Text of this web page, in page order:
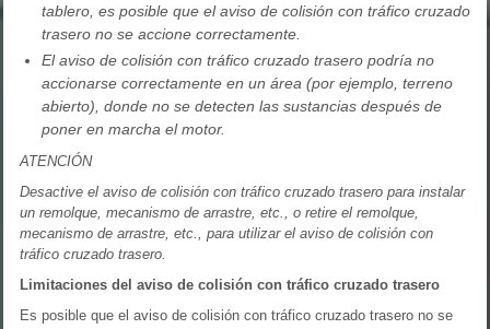
tablero, es posible que el aviso de colisión con tráfico cruzado
trasero no se accione correctamente.
El aviso de colisión con tráfico cruzado trasero podría no
accionarse correctamente en un área (por ejemplo, terreno
abierto), donde no se detecten las sustancias después de
poner en marcha el motor.
ATENCIÓN
Desactive el aviso de colisión con tráfico cruzado trasero para instalar
un remolque, mecanismo de arrastre, etc., o retire el remolque,
mecanismo de arrastre, etc., para utilizar el aviso de colisión con
tráfico cruzado trasero.
Limitaciones del aviso de colisión con tráfico cruzado trasero
Es posible que el aviso de colisión con tráfico cruzado trasero no se